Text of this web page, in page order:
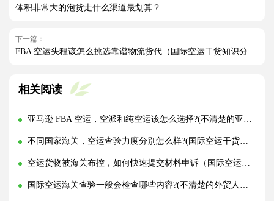
体积非常大的泡货走什么渠道最划算？
下一篇：
相关阅读
亚马逊 FBA 空运，空派和纯空运该怎么选择?(不清楚的亚马逊卖家看过来)
不同国家海关，空运查验力度分别怎么样?(国际空运干货知识分享)
空运货物被海关布控，如何快速提交材料申诉（国际空运干货知识分享）
国际空运海关查验一般会检查哪些内容?(不清楚的外贸人看过来)